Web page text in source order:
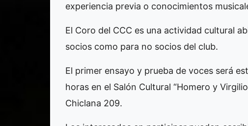
experiencia previa o conocimientos
El Coro del CCC es una actividad cultural
socios como para no socios del club.
El primer ensayo y prueba de voces será
horas en el Salón Cultural “Homero y
Chiclana 209.